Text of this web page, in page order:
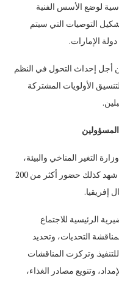
لوضع الأسس الفنية
التوصيات التي سيتم
الإمارات.
أجل إحداث التحول في النظم
الأولويات المشتركة
التغير المناخي والبيئة،
الاجتماع التحضيري لكبار المسؤولين، الذي شهد كذلك حضور أكثر من 200
إفريقيا.
الرئيسية للاجتماع
التحديات، وتحديد
وتركزت المناقشات
وتنويع مصادر الغذاء،